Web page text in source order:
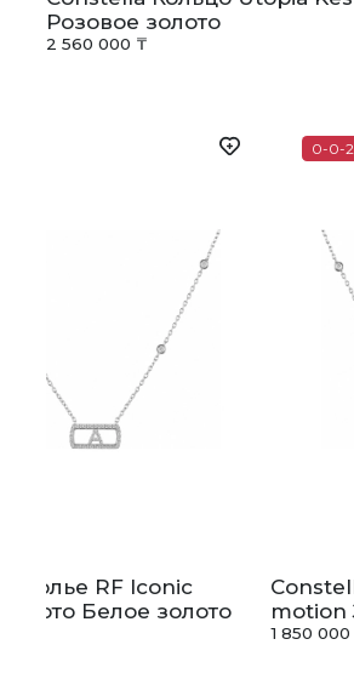
Розовое золото
2 560 000 ₸
Колье RF Iconic
Белое золото
0-0-
motion
1 850